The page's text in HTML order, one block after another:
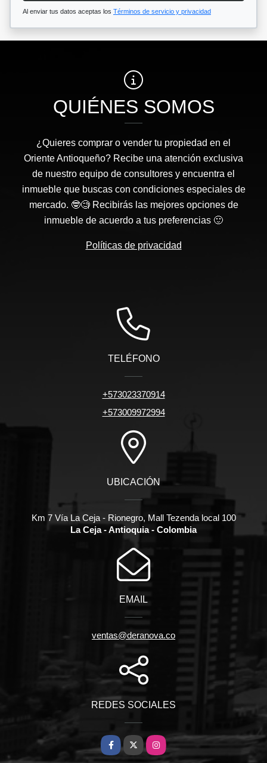
Al enviar tus datos aceptas los Términos de servicio y privacidad
QUIÉNES SOMOS
¿Quieres comprar o vender tu propiedad en el
Oriente Antioqueño? Recibe una atención exclusiva
de nuestro equipo de consultores y encuentra el
inmueble que buscas con condiciones especiales de
mercado. 🤓🧐 Recibirás las mejores opciones de
inmueble de acuerdo a tus preferencias 🙂
Políticas de privacidad
TELÉFONO
+573023370914
+573009972994
UBICACIÓN
Km 7 Vía La Ceja - Rionegro, Mall Tezenda local 100
La Ceja - Antioquia - Colombia
EMAIL
ventas@deranova.co
REDES SOCIALES
Facebook
X Instagram